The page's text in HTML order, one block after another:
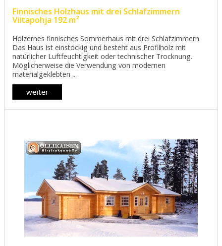
Finnisches Holzhaus mit drei Schlafzimmern
Viitapohja 192 m²
Hölzernes finnisches Sommerhaus mit drei Schlafzimmern.
Das Haus ist einstöckig und besteht aus Profilholz mit
natürlicher Luftfeuchtigkeit oder technischer Trocknung.
Möglicherweise die Verwendung von modernen
materialgeklebten ...
weiter